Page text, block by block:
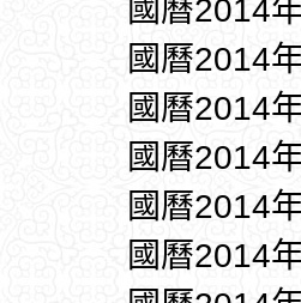
國曆2014
國曆2014
國曆2014
國曆2014
國曆2014
國曆2014